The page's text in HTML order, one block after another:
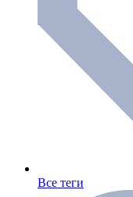
Все теги